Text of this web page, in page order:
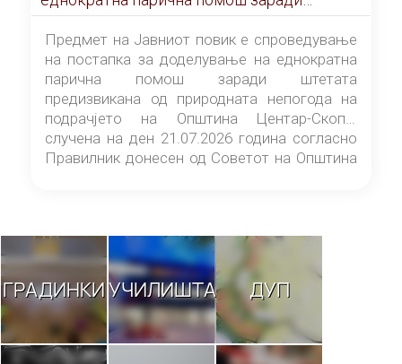
штетата предизвикана од природната
непогода на подрачјето на Општина
Центар-Скопје случена на ден 21.07.2026
година
Предмет на Јавниот повик е спроведување
на постапка за доделување на еднократна
парична помош заради штетата
предизвикана од природната непогода на
подрачјето на Општина Центар-Скопје
случена на ден 21.07.2026 година согласно
Правилник донесен од Советот на Општина
ГРАДИНКИУЧИЛИШТА ДУП